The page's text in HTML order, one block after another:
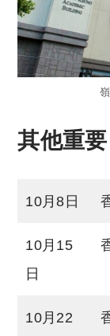
其他重
10月8日
10月15
日
10月22